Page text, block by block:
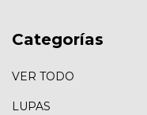
Categorías
VER TODO
LUPAS